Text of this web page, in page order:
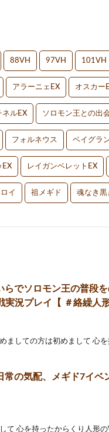
88VH 97VH 101VH
アラーニェEX オスカー
ネルEX ソロモン王との出
フォルネウス ベイグラ
EX レイガンベレットEX
イ 祖メギド 魂なき黒
らでソロモン王の普段
況プレイ【 ＃絡繰人
ましての方は初めまして 心
常の気配、メギド7イ
て 心を持ったからくり人形